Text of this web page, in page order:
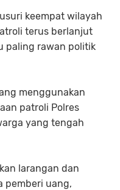
keempat wilayah
terus berlanjut
paling rawan politik
menggunakan
patroli Polres
yang tengah
larangan dan
pemberi uang,